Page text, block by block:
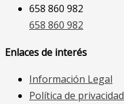
658 860 982
658 860 982
Enlaces de interés
Información Legal
Política de privacidad